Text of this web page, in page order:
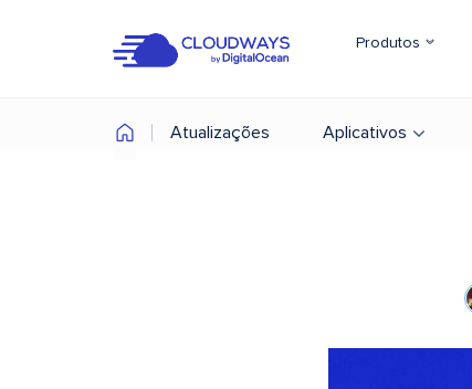
Produtos
Atualizações Aplicativos